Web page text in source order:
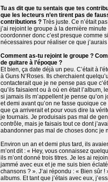
Tu as dit que tu sentais que tes
que les lecteurs n’en tirent pas de
contributions ? Très juste. Ce n’était
j’ai rejoint le groupe à la dernière
coordonner donc c’est presque comme
nécessaires pour réaliser ce que
Comment as-tu rejoint le groupe ?
de guitare à l’époque ?
Et bien, ça date déjà un peu. C’était à
à Guns N’Roses. Ils cherchaient
contacterait que je ne pense pas que
qu’ils faisaient ou à où en était l’album,
si jamais ils m’appellent je pense qu’on
et demi avant qu’on ne fasse quoique
que ça arriverait et pour vous dire la
je tournais. Je produisais pas mal de
contrôle, mais je faisais tout ce dont
abandonner pas mal de choses donc je
Environ un an et demi plus tard, ils
m’ont dit : « Hey, vous connaissez
ils m’ont donné trois titres. Je les ai
jammé avec eux et je me suis bien
chansons ? ». J’ai répondu : « Bien sûr
albums. Et tant que j’étais avec eux,